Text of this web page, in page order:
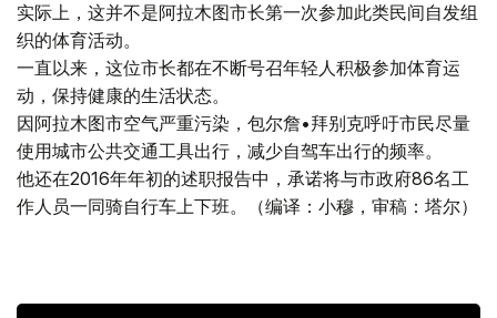
实际上，这并不是阿拉木图市长第一次参加此类民间自发组
织的体育活动。
一直以来，这位市长都在不断号召年轻人积极参加体育运
动，保持健康的生活状态。
因阿拉木图市空气严重污染，包尔詹•拜别克呼吁市民尽量
使用城市公共交通工具出行，减少自驾车出行的频率。
他还在2016年年初的述职报告中，承诺将与市政府86名工
作人员一同骑自行车上下班。（编译：小穆，审稿：塔尔）